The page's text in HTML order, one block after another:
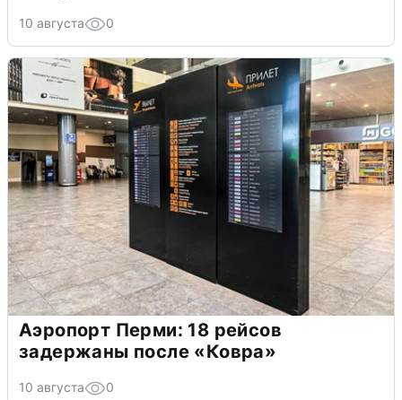
10 августа 0
Аэропорт Перми: 18 рейсов
задержаны после «Ковра»
10 августа 0